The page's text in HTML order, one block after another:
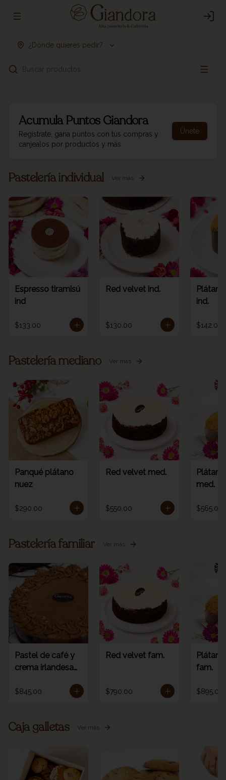
Abrir menu de navegación
¿Dónde quieres pedir?
Buscar productos
AcumulaPuntos Giandora
Regístrate, gana puntos con tus compras y
canjealos por productos y más
Únete
Pastelería individual Ver más
Espresso tiramisú
ind
$133.00
Red velvet ind.
$130.00
ind.
$142.00
Pastelería mediano Ver más
Panqué plátano
nuez
$290.00
Red velvet med.
$550.00
med.
$565.00
Pastelería familiar Ver más
Pastel de café y
crema irlandesa
$845.00
Red velvet fam.
$790.00
fam.
$895.00
Caja galletas Ver más